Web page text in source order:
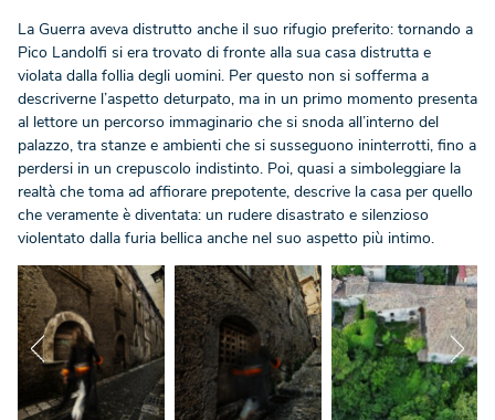
La Guerra aveva distrutto anche il suo rifugio preferito: tornando a
Pico Landolfi si era trovato di fronte alla sua casa distrutta e
violata dalla follia degli uomini. Per questo non si sofferma a
descriverne l’aspetto deturpato, ma in un primo momento presenta
al lettore un percorso immaginario che si snoda all’interno del
palazzo, tra stanze e ambienti che si susseguono ininterrotti, fino a
perdersi in un crepuscolo indistinto. Poi, quasi a simboleggiare la
realtà che toma ad affiorare prepotente, descrive la casa per quello
che veramente è diventata: un rudere disastrato e silenzioso
violentato dalla furia bellica anche nel suo aspetto più intimo.